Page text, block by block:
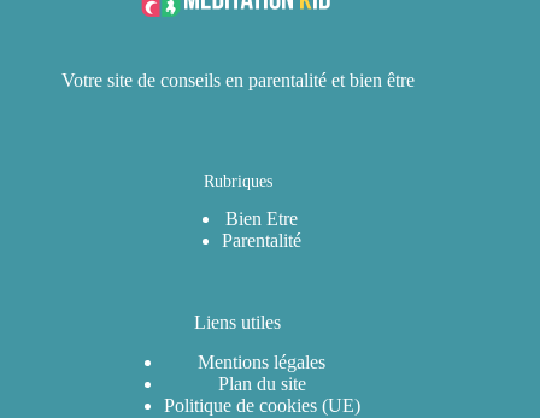
Votre site de conseils en parentalité et bien être
Rubriques
Bien Etre
Parentalité
Liens utiles
Mentions légales
Plan du site
Politique de cookies (UE)